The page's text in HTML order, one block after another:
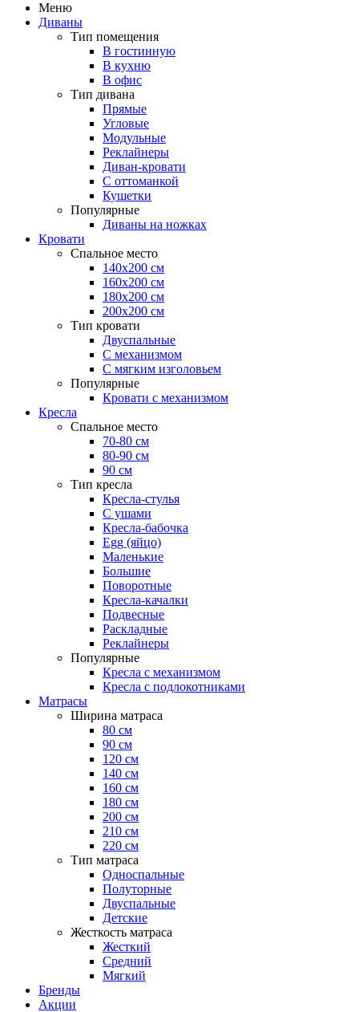
Меню
Диваны
Тип помещения
В гостинную
В кухню
В офис
Тип дивана
Прямые
Угловые
Модульные
Реклайнеры
Диван-кровати
С оттоманкой
Кушетки
Популярные
Диваны на ножках
Кровати
Спальное место
140х200 см
160х200 см
180х200 см
200х200 см
Тип кровати
Двуспальные
С механизмом
С мягким изголовьем
Популярные
Кровати с механизмом
Кресла
Спальное место
70-80 см
80-90 см
90 см
Тип кресла
Кресла-стулья
С ушами
Кресла-бабочка
Egg (яйцо)
Маленькие
Большие
Поворотные
Кресла-качалки
Подвесные
Раскладные
Реклайнеры
Популярные
Кресла с механизмом
Кресла с подлокотниками
Матрасы
Ширина матраса
80 см
90 см
120 см
140 см
160 см
180 см
200 см
210 см
220 см
Тип матраса
Односпальные
Полуторные
Двуспальные
Детские
Жесткость матраса
Жесткий
Средний
Мягкий
Бренды
Акции